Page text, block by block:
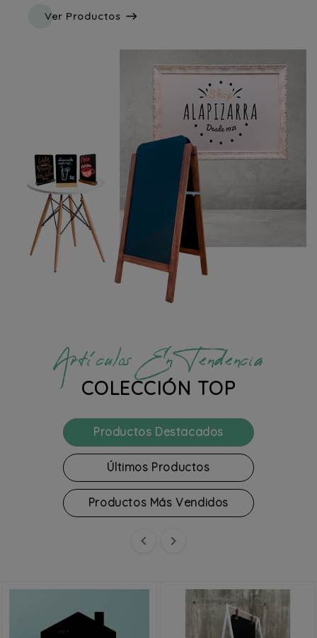
Ver Productos 
Artículos En Tendencia
COLECCIÓN TOP
Productos Destacados
Últimos Productos
Productos Más Vendidos
 